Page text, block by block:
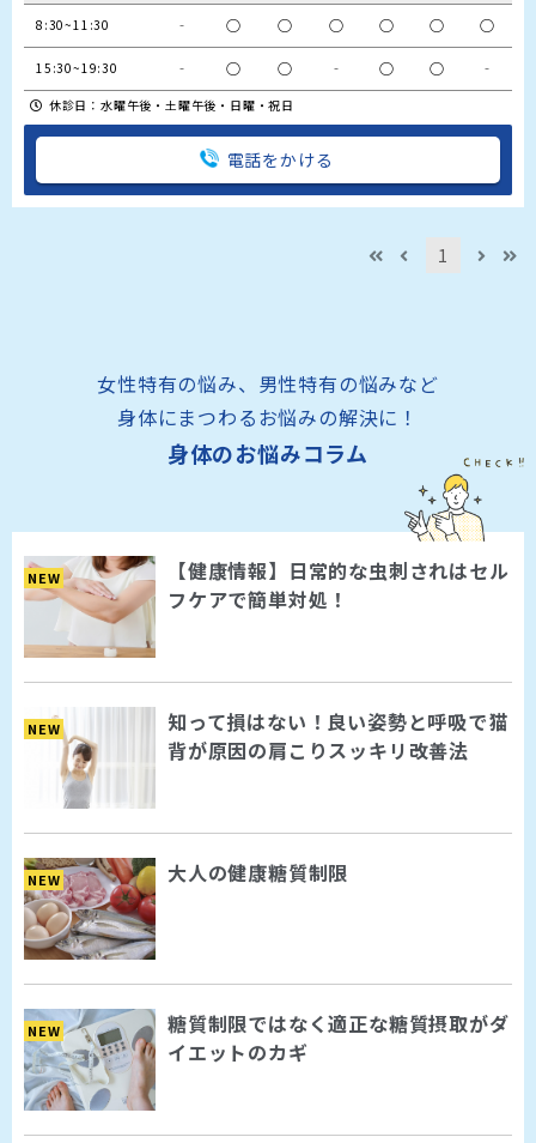
8:30~11:30 ‐ ○ ○ ○ ○ ○ ○
15:30~19:30 ‐ ○ ○ ‐ ○ ○ ‐
休診日：水曜午後・土曜午後・日曜・祝日
電話をかける
1
女性特有の悩み、男性特有の悩みなど
身体にまつわるお悩みの解決に！
身体のお悩みコラム
NEW
【健康情報】日常的な虫刺されはセル
フケアで簡単対処！
NEW
知って損はない！良い姿勢と呼吸で猫
背が原因の肩こりスッキリ改善法
NEW 大人の健康糖質制限
NEW
糖質制限ではなく適正な糖質摂取がダ
イエットのカギ